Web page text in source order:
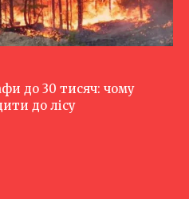
до 30 тисяч: чому
до лісу